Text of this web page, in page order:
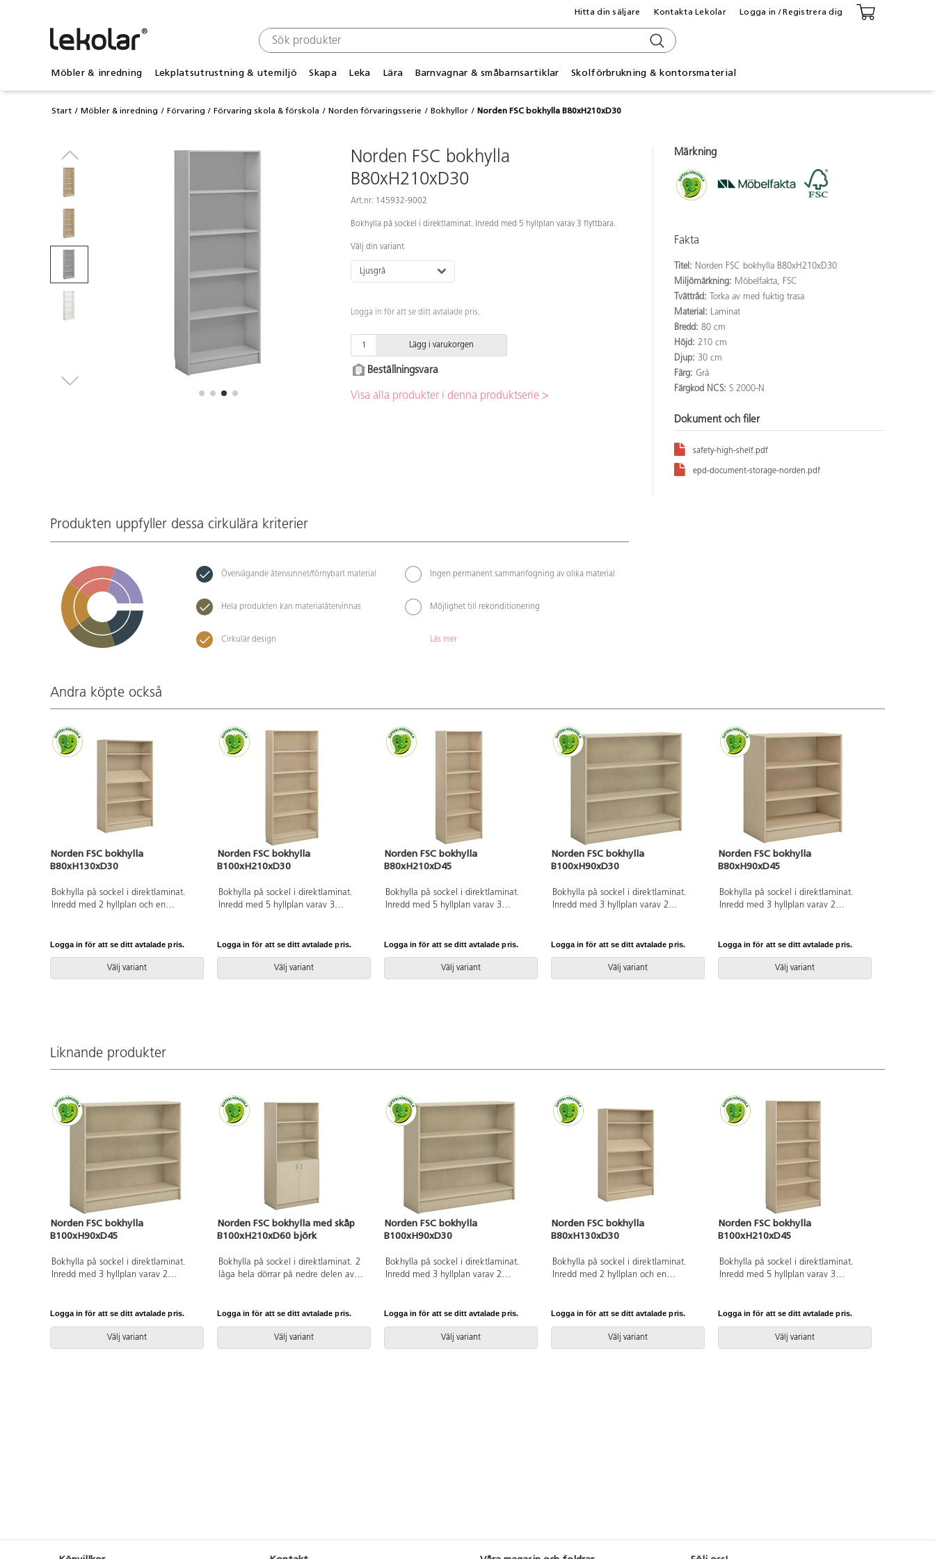
Möbler & inredning Lekplatsutrustning & utemiljö Skapa Leka Lära Barnvagnar & småbarnsartiklar Skolförbrukning & kontorsmaterial
Hitta din säljare Kontakta Lekolar Logga in / Registrera dig
Start Möbler & inredning Förvaring Förvaring skola & förskola Norden förvaringsserie Bokhyllor Norden FSC bokhylla B80xH210xD30
Norden FSC bokhylla
B80xH210xD30
Art.nr: 145932-9002
Bokhylla på sockel i direktlaminat. Inredd med 5 hyllplan varav 3 flyttbara.
Välj din variant
Ljusgrå
Logga in för att se ditt avtalade pris.
Lägg i varukorgen
Beställningsvara
Visa alla produkter i denna produktserie >
Märkning
Fakta
Titel: Norden FSC bokhylla B80xH210xD30
Miljömärkning: Möbelfakta, FSC
Tvättråd:
Torka av med fuktig trasa
Material: Laminat
Bredd: 80 cm
Höjd: 210 cm
Djup: 30 cm
Färg: Grå
Färgkod NCS: S 2000-N
Dokument och filer
safety-high-shelf.pdf
epd-document-storage-norden.pdf
Produkten uppfyller dessa cirkulära kriterier
Övervägande återvunnet/förnybart material
Hela produkten kan materialåtervinnas
Cirkulär design
Ingen permanent sammanfogning av olika material
Möjlighet till rekonditionering
Läs mer
Andra köpte också
Norden FSC bokhylla
B80xH130xD30
Bokhylla på sockel i direktlaminat.
Inredd med 2 hyllplan och en
Logga in för att se ditt avtalade pris.
Välj variant
Norden FSC bokhylla
B100xH210xD30
Bokhylla på sockel i direktlaminat.
Inredd med 5 hyllplan varav 3
Logga in för att se ditt avtalade pris.
Välj variant
Norden FSC bokhylla
B80xH210xD45
Bokhylla på sockel i direktlaminat.
Inredd med 5 hyllplan varav 3
Logga in för att se ditt avtalade pris.
Välj variant
Norden FSC bokhylla
B100xH90xD30
Bokhylla på sockel i direktlaminat.
Inredd med 3 hyllplan varav 2
Logga in för att se ditt avtalade pris.
Välj variant
Norden FSC bokhylla
B80xH90xD45
Bokhylla på sockel i direktlaminat.
Inredd med 3 hyllplan varav 2
Logga in för att se ditt avtalade pris.
Välj variant
Liknande produkter
Norden FSC bokhylla
B100xH90xD45
Bokhylla på sockel i direktlaminat.
Inredd med 3 hyllplan varav 2
Logga in för att se ditt avtalade pris.
Välj variant
Norden FSC bokhylla med skåp
B100xH210xD60 björk
Bokhylla på sockel i direktlaminat. 2
låga hela dörrar på nedre delen av
och fronterna kan fås. Inredd med 5
Logga in för att se ditt avtalade pris.
Välj variant
Norden FSC bokhylla
B100xH90xD30
Bokhylla på sockel i direktlaminat.
Inredd med 3 hyllplan varav 2
Logga in för att se ditt avtalade pris.
Välj variant
Norden FSC bokhylla
B80xH130xD30
Bokhylla på sockel i direktlaminat.
Inredd med 2 hyllplan och en
Logga in för att se ditt avtalade pris.
Välj variant
Norden FSC bokhylla
B100xH210xD45
Bokhylla på sockel i direktlaminat.
Inredd med 5 hyllplan varav 3
Logga in för att se ditt avtalade pris.
Välj variant